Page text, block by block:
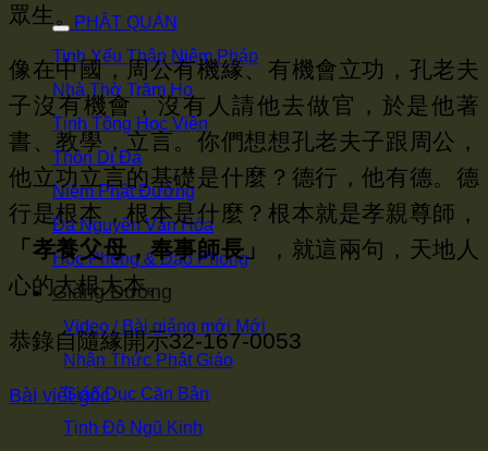
PHẬT QUÁN
Tinh Yếu Thập Niệm Pháp
Nhà Thờ Trăm Họ
Tịnh Tông Học Viện
Thôn Di Đà
Niệm Phật Đường
Đa Nguyên Văn Hóa
Học Phong & Đạo Phong
Giảng Đường
Video / Bài giảng mới
Nhận Thức Phật Giáo
Giáo Dục Căn Bản
Tịnh Độ Ngũ Kinh
眾生。
像在中國，周公有機緣、有機會立功，孔老夫
子沒有機會，沒有人請他去做官，於是他著
書、教學，立言。你們想想孔老夫子跟周公，
他立功立言的基礎是什麼？德行，他有德。德
行是根本，根本是什麼？根本就是孝親尊師，
「孝養父母，奉事師長」
，就這兩句，天地人
心的大根大本。
恭錄自隨緣開示32-167-0053
Bài viết gốc